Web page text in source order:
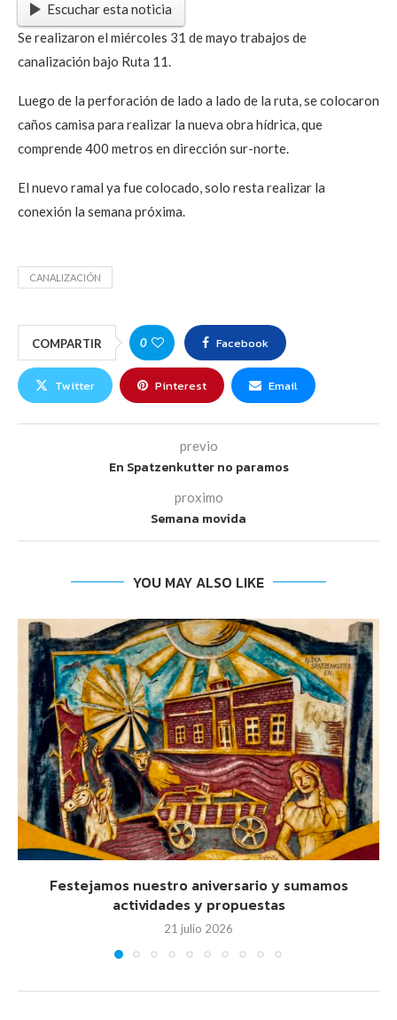
Escuchar esta noticia
Se realizaron el miércoles 31 de mayo trabajos de
canalización bajo Ruta 11.
Luego de la perforación de lado a lado de la ruta, se colocaron
caños camisa para realizar la nueva obra hídrica, que
comprende 400 metros en dirección sur-norte.
El nuevo ramal ya fue colocado, solo resta realizar la
conexión la semana próxima.
CANALIZACIÓN
COMPARTIR 0 Facebook
Twitter Pinterest Email
previo
En Spatzenkutter no paramos
proximo
Semana movida
YOU MAY ALSO LIKE
Festejamos nuestro aniversario y sumamos
actividades y propuestas
21 julio 2026